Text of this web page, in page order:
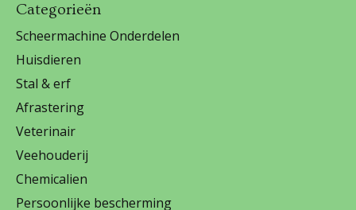
Categorieën
Scheermachine Onderdelen
Huisdieren
Stal & erf
Afrastering
Veterinair
Veehouderij
Chemicalien
Persoonlijke bescherming